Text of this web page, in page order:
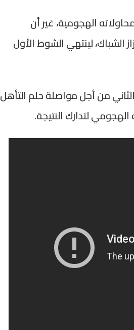
الهجومية، غير أن
الشباك، لينتهي الشوط الأول
من أجل مواصلة حلم التأهل
لتدارك النتيجة.